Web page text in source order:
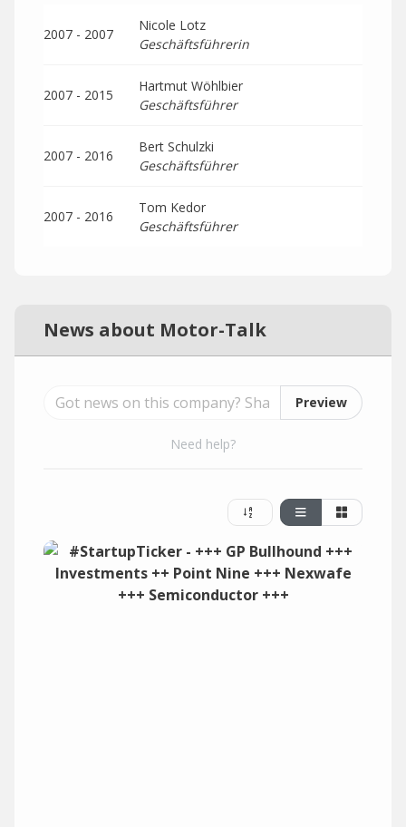
2007 - 2007
Nicole Lotz
Geschäftsführerin
2007 - 2015
Hartmut Wöhlbier
Geschäftsführer
2007 - 2016
Bert Schulzki
Geschäftsführer
2007 - 2016
Tom Kedor
Geschäftsführer
News about Motor-Talk
Preview
Need help?